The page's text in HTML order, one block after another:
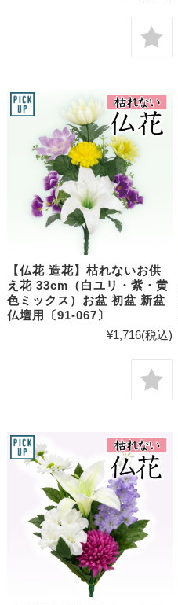
【仏花 造花】枯れないお供
え花 33cm（白ユリ・紫・黄
色ミックス）お盆 初盆 新盆
仏壇用〔91-067〕
¥1,716(税込)